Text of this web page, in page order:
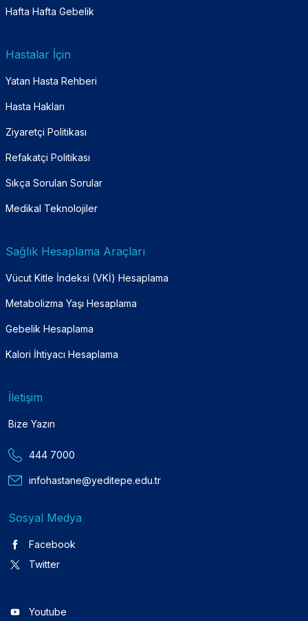
Hafta Hafta Gebelik
Hastalar İçin
Yatan Hasta Rehberi
Hasta Hakları
Ziyaretçi Politikası
Refakatçi Politikası
Sıkça Sorulan Sorular
Medikal Teknolojiler
Sağlık Hesaplama Araçları
Vücut Kitle İndeksi (VKİ) Hesaplama
Metabolizma Yaşı Hesaplama
Gebelik Hesaplama
Kalori İhtiyacı Hesaplama
İletişim
Bize Yazın
444 7000
infohastane@yeditepe.edu.tr
Sosyal Medya
Facebook
Twitter
Youtube